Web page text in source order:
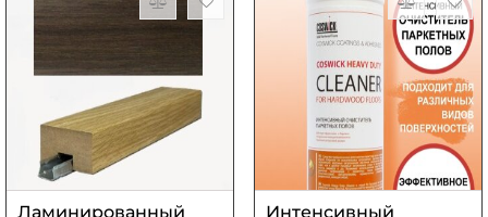
Ламинированный
Интенсивный